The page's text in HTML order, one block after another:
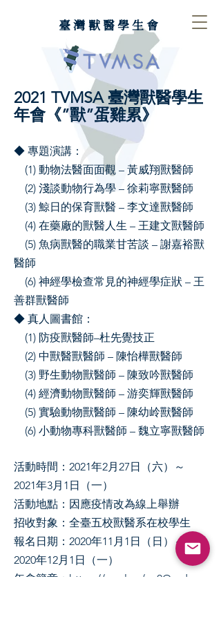
臺灣獸醫學生會
2021 TVMSA 臺灣獸醫學生
年會《”獸”蛋雞累》
◆ 專題演講：
(1) 動物法醫面面觀 – 黃威翔獸醫師
(2) 淺談動物行為學 – 徐莉寧獸醫師
(3) 鯨日的保育獸醫 – 李文達獸醫師
(4) 在藥廠的獸醫人生 – 王建文獸醫師
(5) 魚病獸醫的職業甘苦談 – 謝嘉裕獸
醫師
(6) 神經學檢查常見的神經學症狀 – 王
善群獸醫師
◆ 真人圖書館：
(1) 防疫獸醫師–杜先覺技正
(2) 中獸醫獸醫師 – 陳怡樺獸醫師
(3) 野生動物獸醫師 – 陳致吟獸醫師
(4) 經濟動物獸醫師 – 游奕輝獸醫師
(5) 實驗動物獸醫師 – 陳幼岭獸醫師
(6) 小動物專科獸醫師 – 魏立寧獸醫師
活動時間：2021年2月27日（六）～
2021年3月1日（一）
活動地點：因應疫情改為線上舉辦
招收對象：全臺五校獸醫系在校學生
報名日期：2020年11月1日（日）～
2020年12月1日（一）
年會簡章： https://reurl.cc/py0Qmd